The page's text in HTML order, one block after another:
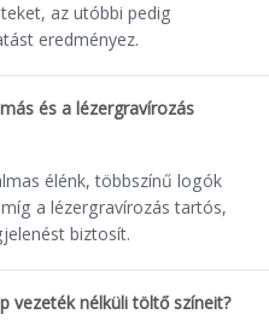
az utóbbi pedig
eredményez.
és a lézergravírozás
élénk, többszínű logók
a lézergravírozás tartós,
biztosít.
vezeték nélküli töltő színeit?